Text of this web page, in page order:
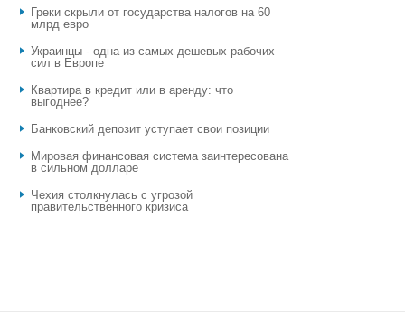
Греки скрыли от государства налогов на 60
млрд евро
Украинцы - одна из самых дешевых рабочих
сил в Европе
Квартира в кредит или в аренду: что
выгоднее?
​Банковский депозит уступает свои позиции
Мировая финансовая система заинтересована
в сильном долларе
Чехия столкнулась с угрозой
правительственного кризиса